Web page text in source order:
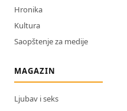
Hronika
Kultura
Saopštenje za medije
MAGAZIN
Ljubav i seks